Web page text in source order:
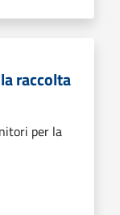
raccolta
per la